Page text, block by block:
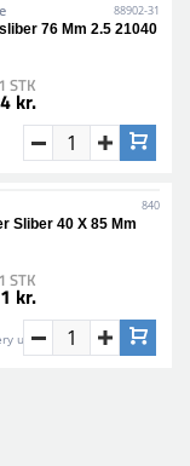
88902-31
76 Mm 2.5 21040
1 STK
kr.
unknown • Order item
840
Sliber 40 X 85 Mm
1 STK
kr.